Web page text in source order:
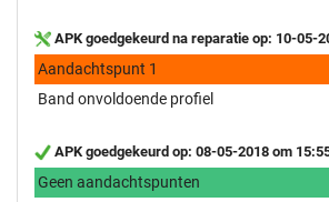
APK goedgekeurd na reparatie op: 10-05-
Aandachtspunt 1
Band onvoldoende profiel
APK goedgekeurd op: 08-05-2018 om
Geen aandachtspunten